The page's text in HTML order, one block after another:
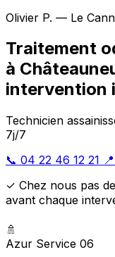
Olivier P. — Le
Traitement
à
intervention
Technicien
7j/7
📞 04 22 46 12 21
✓ Chez nous pas
avant chaque
🚿
Azur Service 06